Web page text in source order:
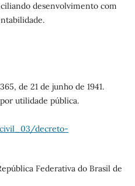
desenvolvimento com
de 21 de junho de 1941.
utilidade pública.
decreto-
Federativa do Brasil de